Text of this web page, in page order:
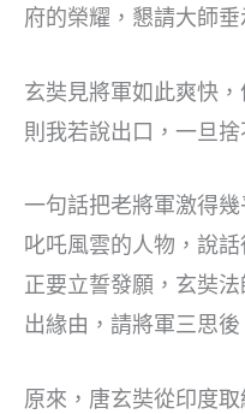
府的榮耀，懇請大師垂
玄奘見將軍如此爽快
則我若說出口，一旦
一句話把老將軍激得
叱吒風雲的人物，說
正要立誓發願，玄奘
出緣由，請將軍三思
原來，唐玄奘從印度